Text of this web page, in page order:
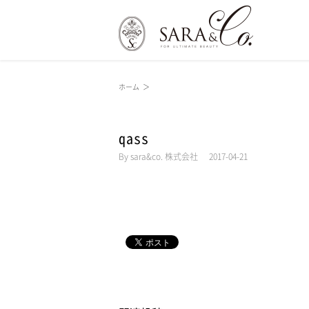
ホーム ＞
qass
Bysara&co. 株式会社 2017-04-21